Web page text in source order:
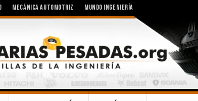
MECÁNICA AUTOMOTRIZ MUNDO INGENIERÍA